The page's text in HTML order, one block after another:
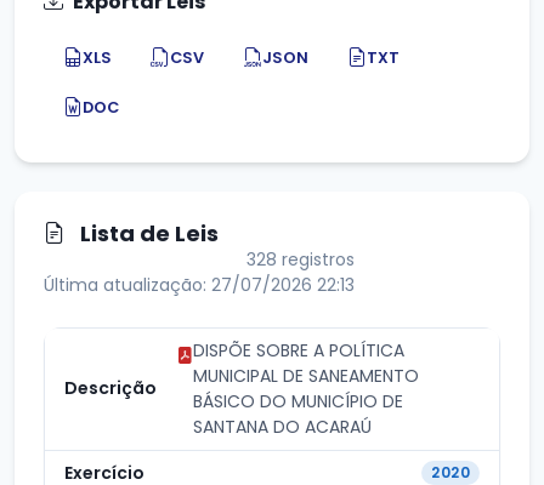
XLS CSV JSON TXT
DOC
Lista de Leis
328 registros
Última atualização: 27/07/2026 22:13
DISPÕE SOBRE A POLÍTICA
MUNICIPAL DE SANEAMENTO
BÁSICO DO MUNICÍPIO DE
SANTANA DO ACARAÚ
2020